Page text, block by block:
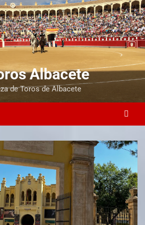
Albacete
de Toros de Albacete